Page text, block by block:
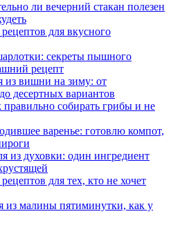
ли вечерний стакан полезен
для вкусного
секреты пышного
рецепт
из вишни на зиму: от
десертных вариантов
правильно собирать грибы и не
варенье: готовлю компот,
из духовки: один ингредиент
для тех, кто не хочет
из малины пятиминутки, как у